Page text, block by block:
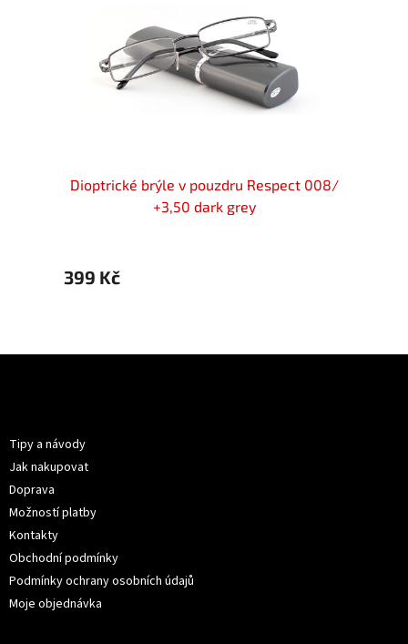
Dioptrické brýle v pouzdru Respect 008/
+3,50 dark grey
399 Kč
Tipy a návody
Jak nakupovat
Doprava
Možností platby
Kontakty
Obchodní podmínky
Podmínky ochrany osobních údajů
Moje objednávka